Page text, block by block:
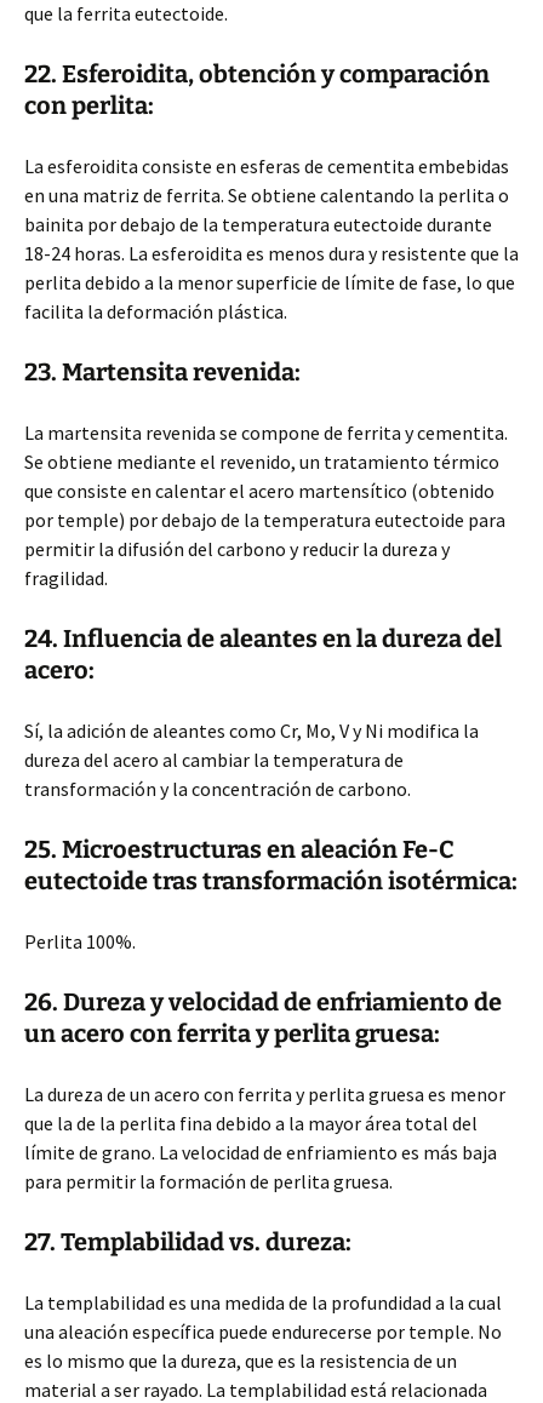
que la ferrita eutectoide.
22. Esferoidita, obtención y comparación
con perlita:
La esferoidita consiste en esferas de cementita embebidas
en una matriz de ferrita. Se obtiene calentando la perlita o
bainita por debajo de la temperatura eutectoide durante
18-24 horas. La esferoidita es menos dura y resistente que la
perlita debido a la menor superficie de límite de fase, lo que
facilita la deformación plástica.
23. Martensita revenida:
La martensita revenida se compone de ferrita y cementita.
Se obtiene mediante el revenido, un tratamiento térmico
que consiste en calentar el acero martensítico (obtenido
por temple) por debajo de la temperatura eutectoide para
permitir la difusión del carbono y reducir la dureza y
fragilidad.
24. Influencia de aleantes en la dureza del
acero:
Sí, la adición de aleantes como Cr, Mo, V y Ni modifica la
dureza del acero al cambiar la temperatura de
transformación y la concentración de carbono.
25. Microestructuras en aleación Fe-C
eutectoide tras transformación isotérmica:
Perlita 100%.
26. Dureza y velocidad de enfriamiento de
un acero con ferrita y perlita gruesa:
La dureza de un acero con ferrita y perlita gruesa es menor
que la de la perlita fina debido a la mayor área total del
límite de grano. La velocidad de enfriamiento es más baja
para permitir la formación de perlita gruesa.
27. Templabilidad vs. dureza:
La templabilidad es una medida de la profundidad a la cual
una aleación específica puede endurecerse por temple. No
es lo mismo que la dureza, que es la resistencia de un
material a ser rayado. La templabilidad está relacionada